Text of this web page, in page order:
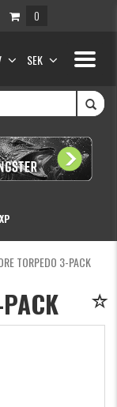
0
Toggle
SEK
TORPEDO 3-PACK